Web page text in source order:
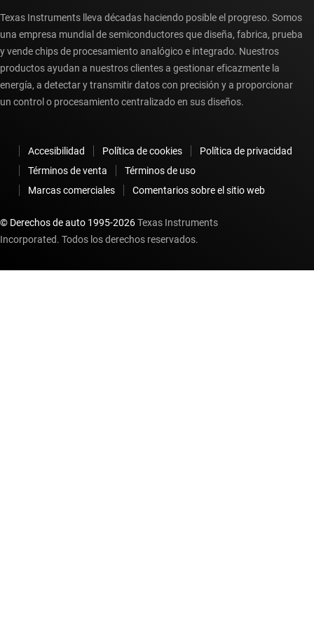
Texas Instruments lleva décadas haciendo posible el progreso. Somos
una empresa mundial de semiconductores que diseña, fabrica, prueba
y vende chips de procesamiento analógico e integrado. Nuestros
productos ayudan a nuestros clientes a gestionar eficazmente la
energía, a detectar y transmitir datos con precisión y a proporcionar
un control o procesamiento centralizado en sus diseños.
Accesibilidad Política de cookies
Política de privacidad
Términos de venta
Términos de uso
Marcas comerciales
Comentarios sobre el sitio web
© Derechos de auto 1995-2026Texas Instruments
Incorporated. Todos los derechos reservados.